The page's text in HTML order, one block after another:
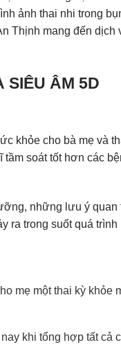
ảnh thai nhi trong
Thịnh mang đến dịch
SIÊU ÂM 5D
khỏe cho bà mẹ và
soát tốt hơn các
những lưu ý quan
ra trong suốt quá
mẹ một thai kỳ khỏe
khi tổng hợp tất cả